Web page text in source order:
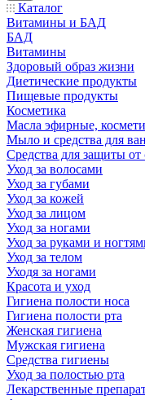
Каталог
Витамины и БАД
БАД
Витамины
Здоровый образ жизни
Диетические продукты
Пищевые продукты
Косметика
Масла эфирные,
Мыло и средства для
Средства для защиты от
Уход за волосами
Уход за губами
Уход за кожей
Уход за лицом
Уход за ногами
Уход за руками и
Уход за телом
Уходя за ногами
Красота и уход
Гигиена полости носа
Гигиена полости рта
Женская гигиена
Мужская гигиена
Средства гигиены
Уход за полостью рта
Лекарственные